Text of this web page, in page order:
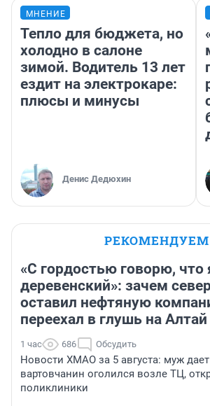
МНЕНИЕ
Тепло для бюджета, но
холодно в салоне
зимой. Водитель 13 лет
ездит на электрокаре:
плюсы и минусы
Денис Дедюхин
РЕКОМЕНДУЕМ
«С гордостью говорю, что
деревенский»: зачем
оставил нефтяную
переехал в глушь на Алтай
1 час 686 Обсудить
Новости ХМАО за 5 августа: муж
вартовчанин оголился возле ТЦ,
поликлиники